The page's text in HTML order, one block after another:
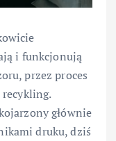
i funkcjonują
przez proces
głównie
druku, dziś